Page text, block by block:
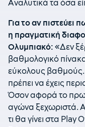
Αναλυτικά τα όσα
Για το αν πιστεύει
η πραγματική
Ολυμπιακό: «Δεν
βαθμολογικό
εύκολους βαθμούς.
πρέπει να έχεις
Όσον αφορά το
αγώνα ξεχωριστά.
τι θα γίνει στα Play